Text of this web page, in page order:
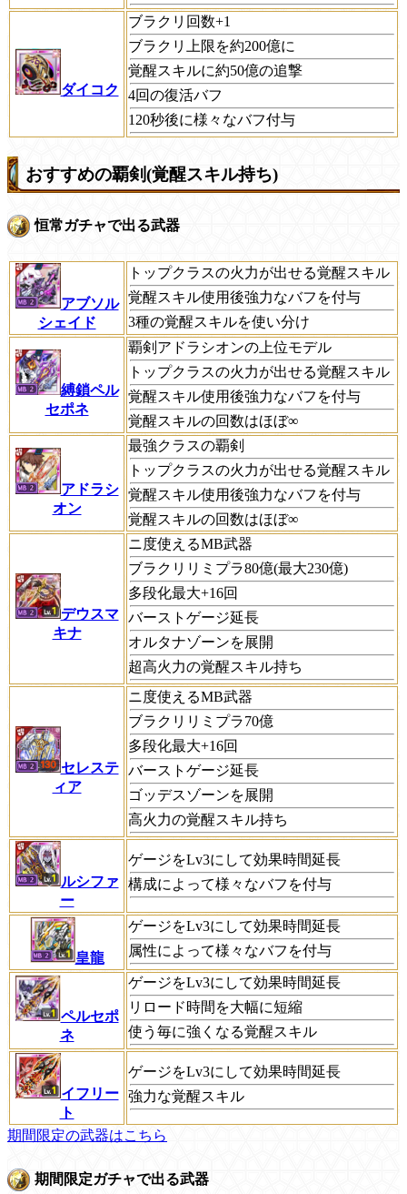
ダイコク
ブラクリ回数+1
ブラクリ上限を約200億に
覚醒スキルに約50億の追撃
4回の復活バフ
120秒後に様々なバフ付与
おすすめの覇剣(覚醒スキル持ち)
恒常ガチャで出る武器
アブソル
シェイド
トップクラスの火力が出せる覚醒スキル
覚醒スキル使用後強力なバフを付与
3種の覚醒スキルを使い分け
縛鎖ペル
セポネ
覇剣アドラシオンの上位モデル
トップクラスの火力が出せる覚醒スキル
覚醒スキル使用後強力なバフを付与
覚醒スキルの回数はほぼ∞
アドラシ
オン
最強クラスの覇剣
トップクラスの火力が出せる覚醒スキル
覚醒スキル使用後強力なバフを付与
覚醒スキルの回数はほぼ∞
デウスマ
キナ
ニ度使えるMB武器
ブラクリリミプラ80億(最大230億)
多段化最大+16回
バーストゲージ延長
オルタナゾーンを展開
超高火力の覚醒スキル持ち
セレステ
ィア
ニ度使えるMB武器
ブラクリリミプラ70億
多段化最大+16回
バーストゲージ延長
ゴッデスゾーンを展開
高火力の覚醒スキル持ち
ルシファ
ー
ゲージをLv3にして効果時間延長
構成によって様々なバフを付与
皇龍
ゲージをLv3にして効果時間延長
属性によって様々なバフを付与
ペルセポ
ネ
ゲージをLv3にして効果時間延長
リロード時間を大幅に短縮
使う毎に強くなる覚醒スキル
イフリー
ト
ゲージをLv3にして効果時間延長
強力な覚醒スキル
期間限定の武器はこちら
期間限定ガチャで出る武器